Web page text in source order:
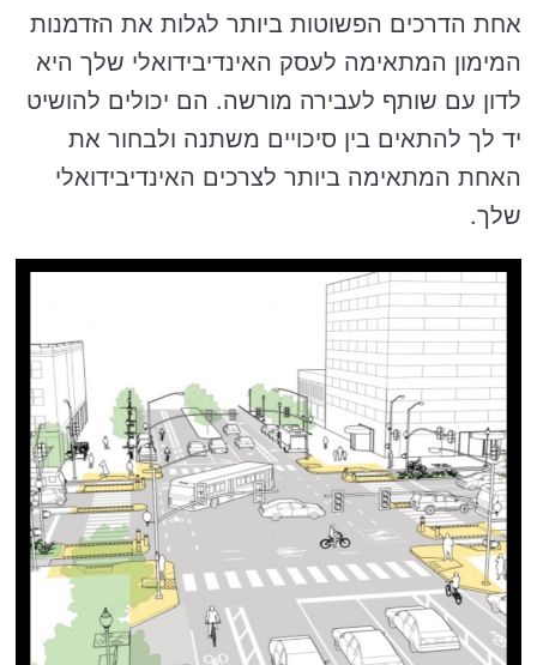
אחת הדרכים הפשוטות ביותר לגלות את הזדמנות
המימון המתאימה לעסק האינדיבידואלי שלך היא
לדון עם שותף לעבירה מורשה. הם יכולים להושיט
יד לך להתאים בין סיכויים משתנה ולבחור את
האחת המתאימה ביותר לצרכים האינדיבידואלי
שלך.